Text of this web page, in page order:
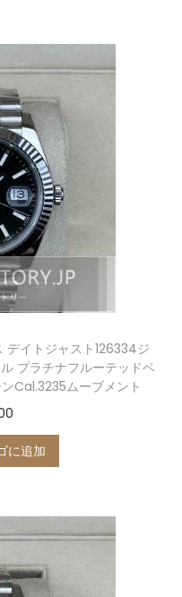
デイトジャスト126334ジ
プラチナフルーテッドベ
ムーブメント
に追加